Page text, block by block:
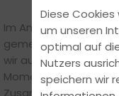
Im Anschluss ging es
gemeinsamen
wir auf das
Momente Revue
Zusammensein
Diese
um unseren
optimal auf
Nutzers
speichern wir